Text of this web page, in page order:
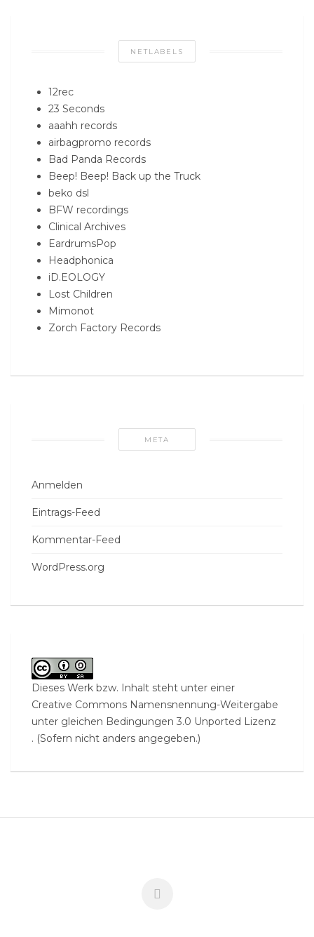
NETLABELS
12rec
23 Seconds
aaahh records
airbagpromo records
Bad Panda Records
Beep! Beep! Back up the Truck
beko dsl
BFW recordings
Clinical Archives
EardrumsPop
Headphonica
iD.EOLOGY
Lost Children
Mimonot
Zorch Factory Records
META
Anmelden
Eintrags-Feed
Kommentar-Feed
WordPress.org
Dieses Werk bzw. Inhalt steht unter einer
Creative Commons Namensnennung-Weitergabe
unter gleichen Bedingungen 3.0 Unported Lizenz
. (Sofern nicht anders angegeben.)